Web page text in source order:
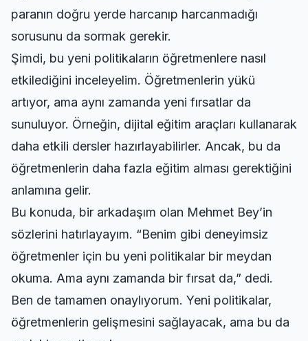
paranın doğru yerde harcanıp harcanmadığı
sorusunu da sormak gerekir.
Şimdi, bu yeni politikaların öğretmenlere nasıl
etkilediğini inceleyelim. Öğretmenlerin yükü
artıyor, ama aynı zamanda yeni fırsatlar da
sunuluyor. Örneğin, dijital eğitim araçları kullanarak
daha etkili dersler hazırlayabilirler. Ancak, bu da
öğretmenlerin daha fazla eğitim alması gerektiğini
anlamına gelir.
Bu konuda, bir arkadaşım olan Mehmet Bey’in
sözlerini hatırlayayım. “Benim gibi deneyimsiz
öğretmenler için bu yeni politikalar bir meydan
okuma. Ama aynı zamanda bir fırsat da,” dedi.
Ben de tamamen onaylıyorum. Yeni politikalar,
öğretmenlerin gelişmesini sağlayacak, ama bu da